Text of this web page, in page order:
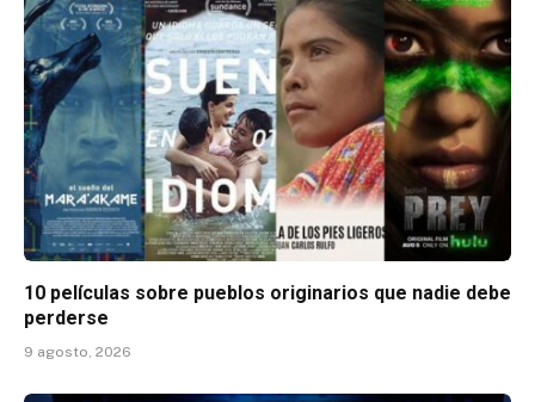
10 películas sobre pueblos originarios que nadie debe
perderse
9 agosto, 2026